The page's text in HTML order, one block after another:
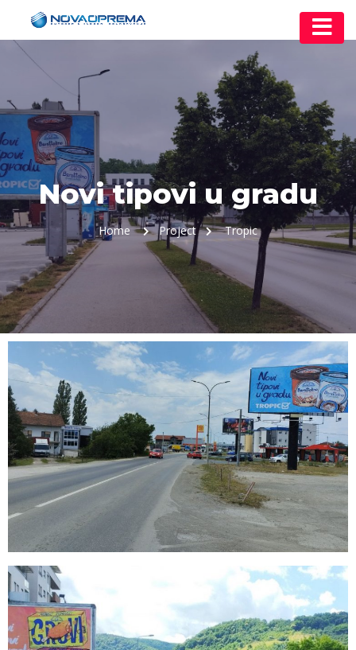
Novi tipovi u gradu
Home Project Tropic